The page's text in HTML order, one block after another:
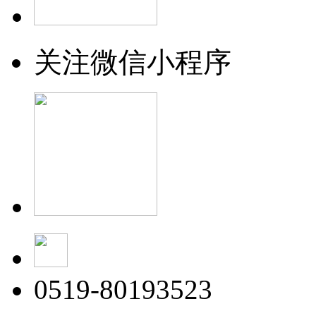
关注微信小程序
0519-80193523